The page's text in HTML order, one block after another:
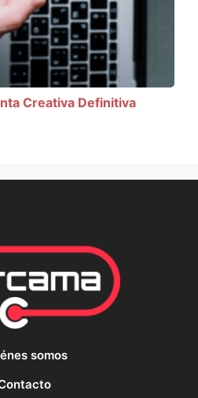
Creativa Definitiva
somos